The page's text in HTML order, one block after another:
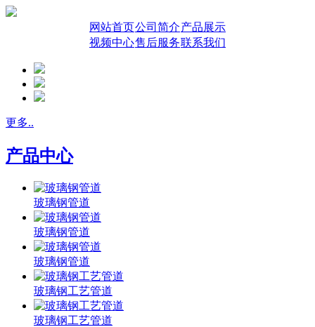
网站首页公司简介产品展示
视频中心售后服务联系我们
更多..
产品中心
玻璃钢管道
玻璃钢管道
玻璃钢管道
玻璃钢工艺管道
玻璃钢工艺管道